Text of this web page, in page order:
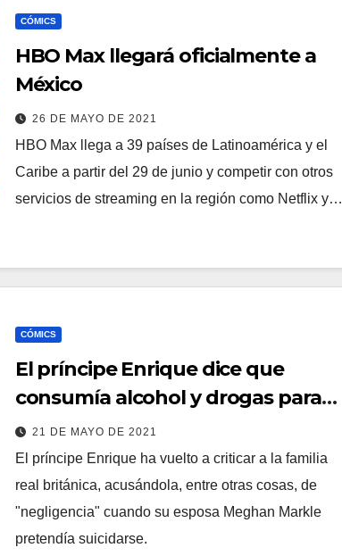
CÓMICS
HBO Max llegará oficialmente a
México
26 DE MAYO DE 2021
HBO Max llega a 39 países de Latinoamérica y el
Caribe a partir del 29 de junio y competir con otros
servicios de streaming en la región como Netflix y…
CÓMICS
El príncipe Enrique dice que
consumía alcohol y drogas para
superar la muerte de Diana
21 DE MAYO DE 2021
El príncipe Enrique ha vuelto a criticar a la familia
real británica, acusándola, entre otras cosas, de
"negligencia" cuando su esposa Meghan Markle
pretendía suicidarse.